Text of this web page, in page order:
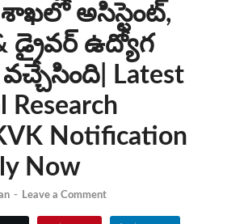
అసిస్టెంట్,
డ్రైవర్ ఉద్యోగ
Latest
Research
Notification
Now
- Leave a Comment